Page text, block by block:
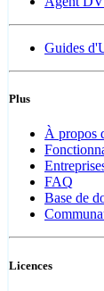
Guides
Plus
À propos
FAQ
Base de
Licences